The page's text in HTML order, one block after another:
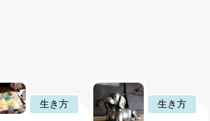
生き方 生き方